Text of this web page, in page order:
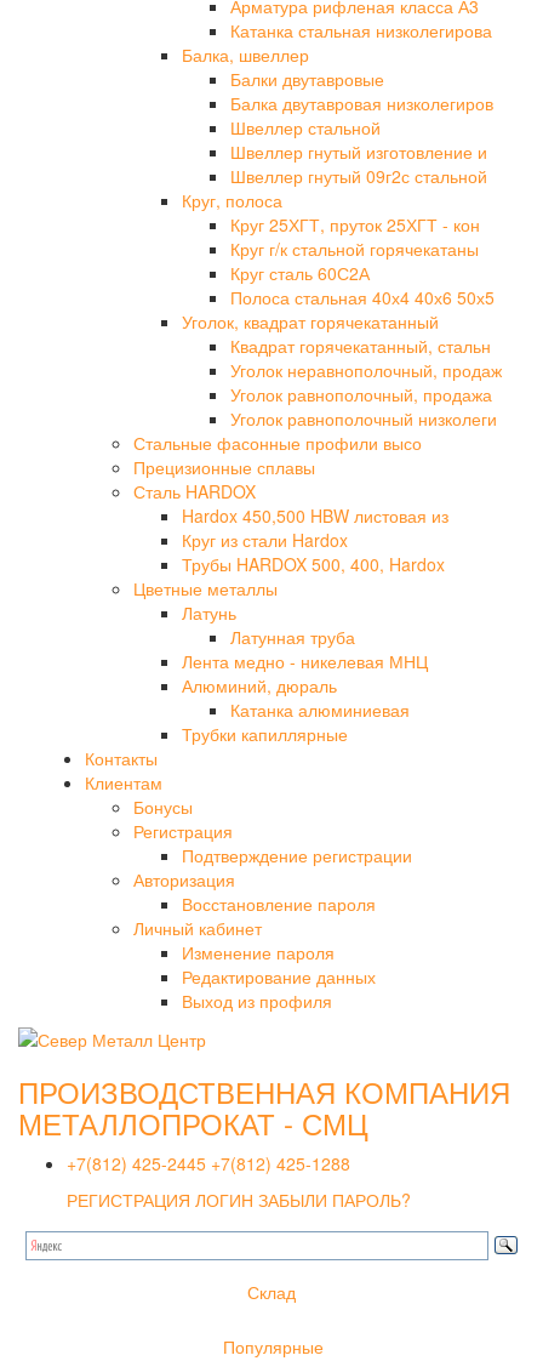
Арматура рифленая класса А3
Катанка стальная низколегирова
Балка, швеллер
Балки двутавровые
Балка двутавровая низколегиров
Швеллер стальной
Швеллер гнутый изготовление и
Швеллер гнутый 09г2с стальной
Круг, полоса
Круг 25ХГТ, пруток 25ХГТ - кон
Круг г/к стальной горячекатаны
Круг сталь 60С2А
Полоса стальная 40х4 40х6 50х5
Уголок, квадрат горячекатанный
Квадрат горячекатанный, стальн
Уголок неравнополочный, продаж
Уголок равнополочный, продажа
Уголок равнополочный низколеги
Стальные фасонные профили высо
Прецизионные сплавы
Сталь HARDOX
Hardox 450,500 HBW листовая из
Круг из стали Hardox
Трубы HARDOX 500, 400, Hardox
Цветные металлы
Латунь
Латунная труба
Лента медно - никелевая МНЦ
Алюминий, дюраль
Катанка алюминиевая
Трубки капиллярные
Контакты
Клиентам
Бонусы
Регистрация
Подтверждение регистрации
Авторизация
Восстановление пароля
Личный кабинет
Изменение пароля
Редактирование данных
Выход из профиля
ПРОИЗВОДСТВЕННАЯ КОМПАНИЯ
МЕТАЛЛОПРОКАТ - СМЦ
+7(812) 425-2445 +7(812) 425-1288
РЕГИСТРАЦИЯ ЛОГИН ЗАБЫЛИ ПАРОЛЬ?
Склад
Популярные